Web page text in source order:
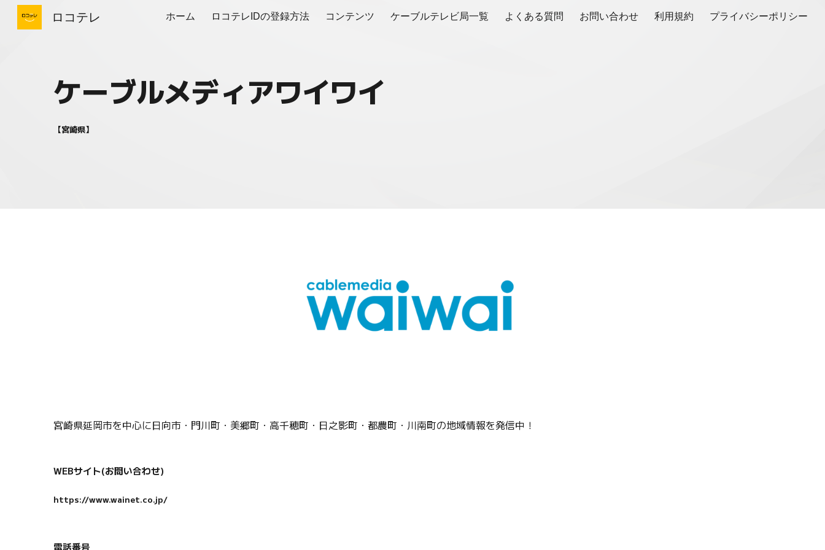
Skip to main content Skip to navigation
ロコテレ ホーム ロコテレIDの登録方法 コンテンツ ケーブルテレビ局一覧 よくある質問 お問い合わせ 利用規約 プライバシーポリシー
ケーブルメディアワイワイ
【宮崎県】
宮崎県延岡市を中心に日向市・門川町・美郷町・高千穂町・日之影町・都農町・川南町の地域情報を発信中！
WEBサイト(お問い合わせ)
https://www.wainet.co.jp/
電話番号